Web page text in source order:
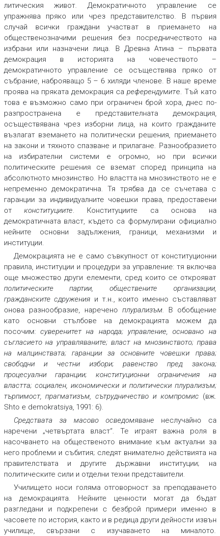
литическия живот. Демократичното управление се
упражнява пряко или чрез представителство. В първия
случай всички граждани участват в приемането на
общественозначими решения без посредничеството на
избрани или назначени лица. В Древна Атина – първата
демокрация в историята на човечеството –
демократичното управление се осъществява пряко от
събрание, наброяващо 5 – 6 хиляди членове. В наше време
проява на пряката демокрация сареферендумите. Тъй като
това е възможно само при ограничен брой хора, днес по-
разпространена е представителната демокрация,
осъществявана чрез изборни лица, на които гражданите
възлагат вземането на политически решения, приемането
на закони и тяхното спазване и прилагане. Разнообразието
на избирателни системи е огромно, но при всички
политическите решения се вземат според принципа на
абсолютното мнозинство. Но властта на мнозинството не е
непременно демократична. Тя трябва да се съчетава с
гаранции за индивидуалните човешки права, предоставени
от конституциите . Конституциите са основа на
демократичната власт, където са формулирани официално
нейните основни задължения, граници, механизми и
институции.
Демокрацията не е само съвкупност от конституционни
правила, институции и процедури за управление: тя включва
още множество други елементи, сред които се открояват
политическите партии, обществените организации,
гражданските сдружения и т.н., които именно съставляват
онова разнообразие, наречено плурализъм
В обобщение
като основни стълбове на демокрацията можем да
посочим: суверенитет на народа; управление, основано на
съгласието на управляваните; власт на мнозинството; права
на малцинствата; гаранции за основните човешки права;
свободни и честни избори; равенство пред закона;
процесуални гаранции; конституционни ограничения на
властта; социален, икономически и политически плурализъм;
търпимост, прагматизъм, сътрудничество и компромис (вж.
Shto e demokratsiya, 1991: 6).
Средствата за масово осведомяване неслучайно са
наречени „четвъртата власт“. Те играят важна роля в
насочването на общественото внимание към актуални за
него проблеми и събития; следят внимателно действията на
правителствата и другите държавни институции; на
политическите сили и отделни техни представители.
Училището носи голяма отговорност за преподаването
на демокрацията. Нейните ценности могат да бъдат
разгледани и подкрепени с безброй примери именно в
часовете по история, както и в редица други дейности извън
училище, свързани с изучаването на миналото.